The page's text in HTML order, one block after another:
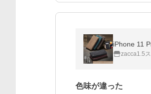
zacca1.5
色味が違った